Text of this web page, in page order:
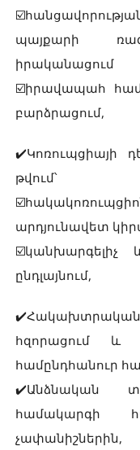
պայքարի
իրականացում
☑️իրավապահ
բարձրացում,
✔️Կոռուպցիայի
թվում՝
արդյունավետ
☑️կանխարգելիչ
ընդլայնում,
հզորացում և
համընդհանուր
✔️Անձնական
համակարգի
չափանիշներին,